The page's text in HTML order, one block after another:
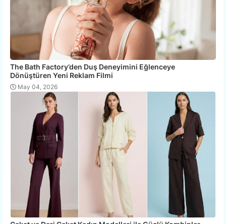
The Bath Factory’den Duş Deneyimini Eğlenceye
Dönüştüren Yeni Reklam Filmi
May 04, 2026